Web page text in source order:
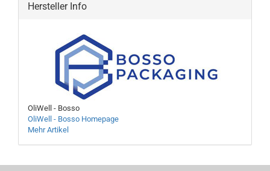
Hersteller Info
OliWell - Bosso
OliWell - Bosso Homepage
Mehr Artikel